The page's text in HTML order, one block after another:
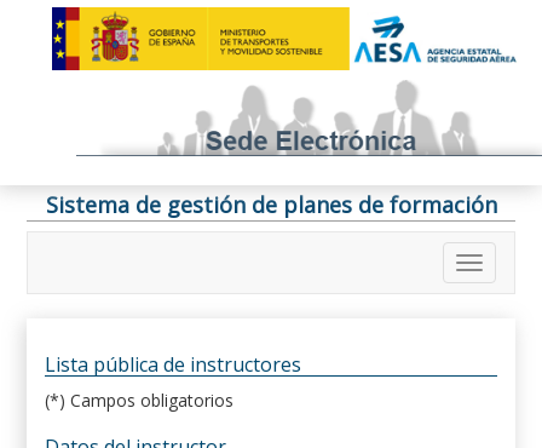
Sistema de gestión de planes de formación
Lista pública de instructores
(*) Campos obligatorios